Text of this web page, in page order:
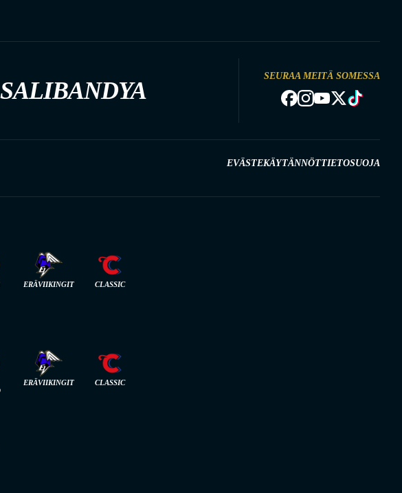
SEURAA MEITÄ SOMESSA
EVÄSTEKÄYTÄNNÖTTIETOSUOJA
ERÄVIIKINGIT CLASSIC
ERÄVIIKINGIT CLASSIC